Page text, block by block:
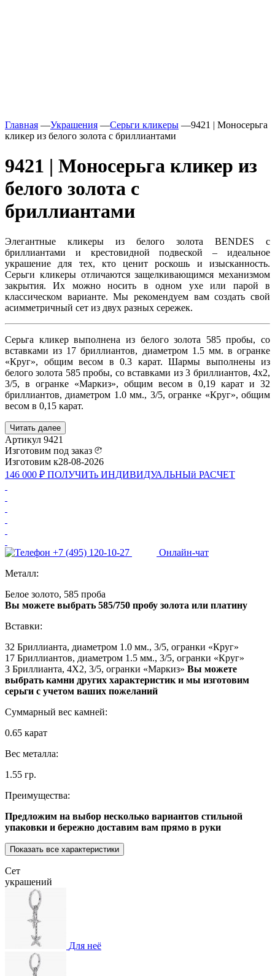
Главная —Украшения —Серьги кликеры —9421 | Моносерьга
кликер из белого золота с бриллиантами
9421 | Моносерьга кликер из
белого золота с
бриллиантами
Элегантные кликеры из белого золота BENDES с
бриллиантами и крестовидной подвеской – идеальное
украшение для тех, кто ценит роскошь и изысканность.
Серьги кликеры отличаются защелкивающимся механизмом
закрытия. Их можно носить в одном ухе или парой в
классическом варианте. Мы рекомендуем вам создать свой
асимметричный сет из двух разных сережек.
Серьга кликер выполнена из белого золота 585 пробы, со
вставками из 17 бриллиантов, диаметром 1.5 мм. в огранке
«Круг», общим весом в 0.3 карат. Шармы выполнены из
белого золота 585 пробы, со вставками из 3 бриллиантов, 4x2,
3/5, в огранке «Маркиз», общим весом в 0,19 карат и 32
бриллиантов, диаметром 1.0 мм., 3/5, огранке «Круг», общим
весом в 0,15 карат.
Читать далее
Артикул 9421
Изготовим под заказ
Изготовим к28-08-2026
146 000 ₽ ПОЛУЧИТь ИНДИВИДУАЛЬНЫй РАСЧЕТ
+7 (495) 120-10-27
Онлайн-чат
Металл:
Белое золото, 585 проба
Вы можете выбрать 585/750 пробу золота или платину
Вставки:
32 Бриллианта, диаметром 1.0 мм., 3/5, огранки «Круг»
17 Бриллиантов, диаметром 1.5 мм., 3/5, огранки «Круг»
3 Бриллианта, 4X2, 3/5, огранки «Маркиз» Вы можете
выбрать камни других характеристик и мы изготовим
серьги с учетом ваших пожеланий
Суммарный вес камней:
0.65 карат
Вес металла:
1.55 гр.
Преимущества:
Предложим на выбор несколько вариантов стильной
упаковки и бережно доставим вам прямо в руки
Показать все характеристики
Сет
украшений
Для неё